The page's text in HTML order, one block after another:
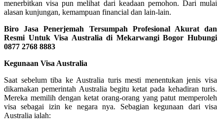
menerbitkan visa pun melihat dari keadaan pemohon. Dari mulai
alasan kunjungan, kemampuan financial dan lain-lain.
Biro Jasa Penerjemah Tersumpah Profesional Akurat dan
Resmi Untuk Visa Australia di Mekarwangi Bogor Hubungi
0877 2768 8883
Kegunaan Visa Australia
Saat sebelum tiba ke Australia turis mesti menentukan jenis visa
dikarnakan pemerintah Australia begitu ketat pada kehadiran turis.
Mereka memilih dengan ketat orang-orang yang patut memperoleh
visa sebagai izin ke negara nya. Sebagian kegunaan dari visa
Australia ialah: